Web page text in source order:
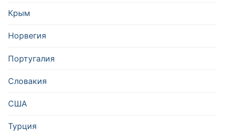
Крым
Норвегия
Португалия
Словакия
США
Турция